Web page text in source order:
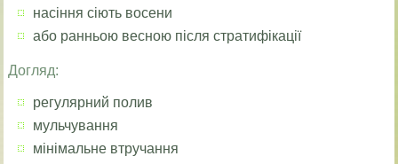
насіння сіють восени
або ранньою весною після стратифікації
Догляд:
регулярний полив
мульчування
мінімальне втручання